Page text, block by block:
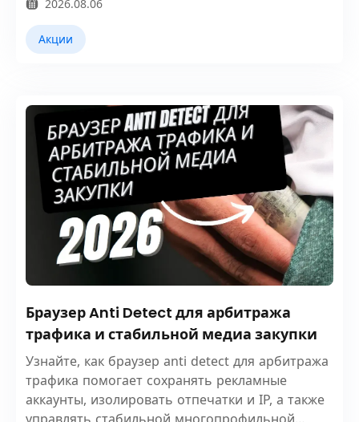
2026.08.06
Акции
Браузер Anti Detect для арбитража
трафика и стабильной медиа закупки
Узнайте, как браузер anti detect для арбитража
трафика помогает сохранять рекламные
аккаунты, изолировать отпечатки и IP, а также